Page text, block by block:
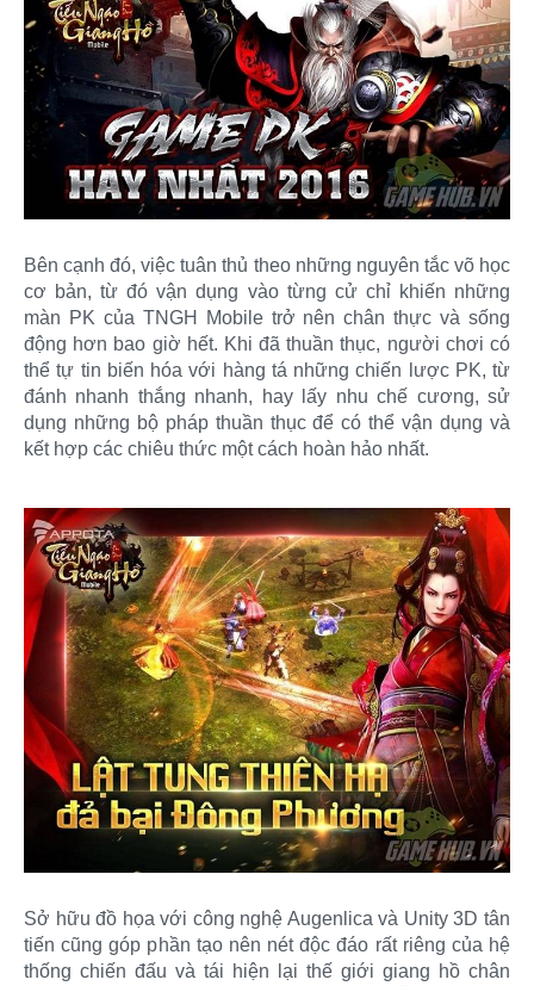
Bên cạnh đó, việc tuân thủ theo những nguyên tắc võ học
cơ bản, từ đó vận dụng vào từng cử chỉ khiến những
màn PK của TNGH Mobile trở nên chân thực và sống
động hơn bao giờ hết. Khi đã thuần thục, người chơi có
thể tự tin biến hóa với hàng tá những chiến lược PK, từ
đánh nhanh thắng nhanh, hay lấy nhu chế cương, sử
dụng những bộ pháp thuần thục để có thể vận dụng và
kết hợp các chiêu thức một cách hoàn hảo nhất.
Sở hữu đồ họa với công nghệ Augenlica và Unity 3D tân
tiến cũng góp phần tạo nên nét độc đáo rất riêng của hệ
thống chiến đấu và tái hiện lại thế giới giang hồ chân